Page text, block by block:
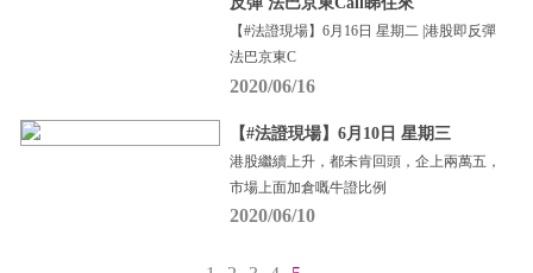
【#法證現場】6月16日 星期二 |港股即反彈
法巴京東C
2020/06/16
【#法證現場】6月10日 星期三
港股繼續上升，都未肯回頭，企上兩萬五，
市場上面加倉嘅牛證比例
2020/06/10